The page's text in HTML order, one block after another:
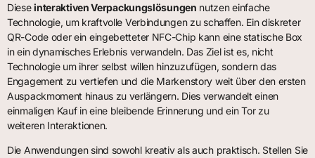
Dieseinteraktiven Verpackungslösungen nutzen einfache
Technologie, um kraftvolle Verbindungen zu schaffen. Ein diskreter
QR-Code oder ein eingebetteter NFC-Chip kann eine statische Box
in ein dynamisches Erlebnis verwandeln. Das Ziel ist es, nicht
Technologie um ihrer selbst willen hinzuzufügen, sondern das
Engagement zu vertiefen und die Markenstory weit über den ersten
Auspackmoment hinaus zu verlängern. Dies verwandelt einen
einmaligen Kauf in eine bleibende Erinnerung und ein Tor zu
weiteren Interaktionen.
Die Anwendungen sind sowohl kreativ als auch praktisch. Stellen Sie